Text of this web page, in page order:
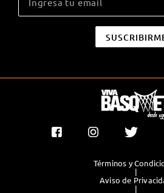
Términos y
|
Aviso de
|